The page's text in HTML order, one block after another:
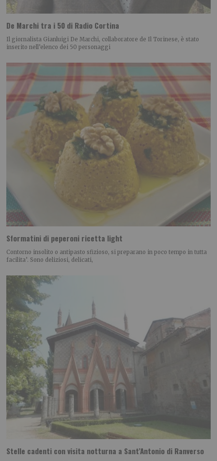
De Marchi tra i 50 di Radio Cortina
Il giornalista Gianluigi De Marchi, collaboratore de Il Torinese, è stato
inserito nell’elenco dei 50 personaggi
Sformatini di peperoni ricetta light
Contorno insolito o antipasto sfizioso, si preparano in poco tempo in tutta
facilita’. Sono deliziosi, delicati,
Stelle cadenti con visita notturna a Sant’Antonio di Ranverso